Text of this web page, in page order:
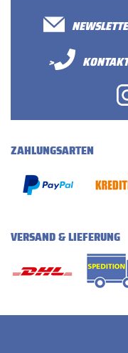
>
KONTAKT
ZAHLUNGSARTEN
VERSAND & LIEFERUNG